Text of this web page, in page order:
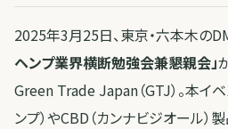
2025年3月25日、東京・六本木の
ヘンプ業界横断勉強会兼懇親会」
Green Trade Japan（GTJ）。本イ
ンプ）やCBD（カンナビジオール